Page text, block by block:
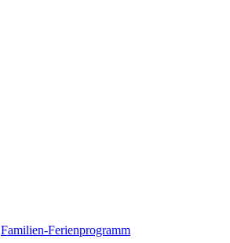
Familien-Ferienprogramm